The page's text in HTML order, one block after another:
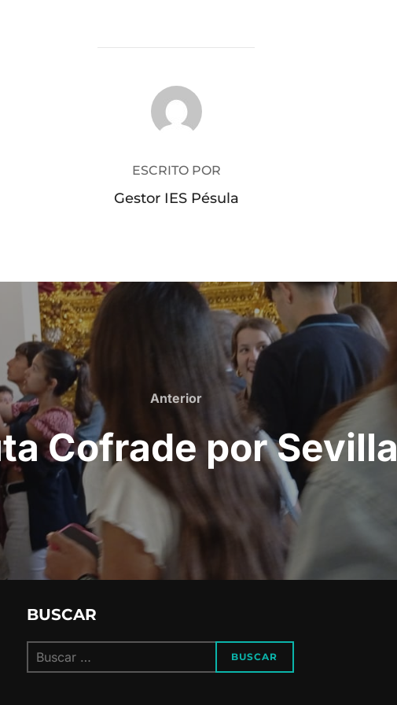
AUTOR DE LA PUBLICACIÓN
ESCRITO POR
Gestor IES Pésula
Anterior
Anterior
Cofrade por Sevilla
BUSCAR
Buscar: BUSCAR